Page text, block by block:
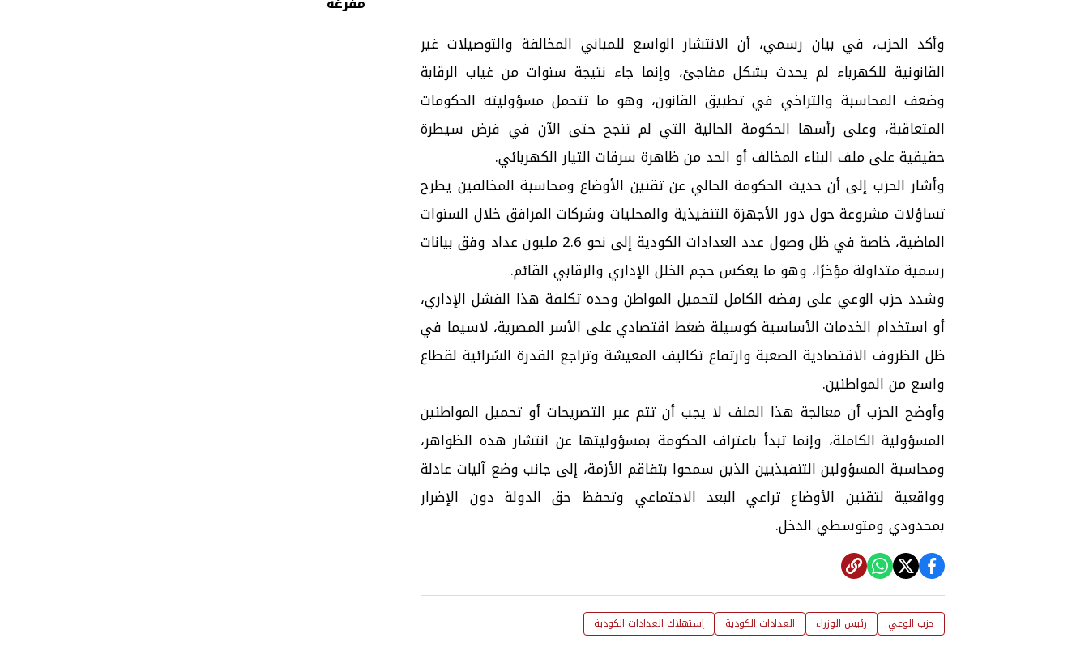
وأكد الحزب، في بيان رسمي، أن الانتشار الواسع للمباني المخالفة والتوصيلات غير
القانونية للكهرباء لم يحدث بشكل مفاجئ، وإنما جاء نتيجة سنوات من غياب الرقابة
وضعف المحاسبة والتراخي في تطبيق القانون، وهو ما تتحمل مسؤوليته الحكومات
المتعاقبة، وعلى رأسها الحكومة الحالية التي لم تنجح حتى الآن في فرض سيطرة
حقيقية على ملف البناء المخالف أو الحد من ظاهرة سرقات التيار الكهربائي.
وأشار الحزب إلى أن حديث الحكومة الحالي عن تقنين الأوضاع ومحاسبة المخالفين يطرح
تساؤلات مشروعة حول دور الأجهزة التنفيذية والمحليات وشركات المرافق خلال السنوات
الماضية، خاصة في ظل وصول عدد العدادات الكودية إلى نحو 2.6 مليون عداد وفق بيانات
رسمية متداولة مؤخرًا، وهو ما يعكس حجم الخلل الإداري والرقابي القائم.
وشدد حزب الوعي على رفضه الكامل لتحميل المواطن وحده تكلفة هذا الفشل الإداري،
أو استخدام الخدمات الأساسية كوسيلة ضغط اقتصادي على الأسر المصرية، لاسيما في
ظل الظروف الاقتصادية الصعبة وارتفاع تكاليف المعيشة وتراجع القدرة الشرائية لقطاع
واسع من المواطنين.
وأوضح الحزب أن معالجة هذا الملف لا يجب أن تتم عبر التصريحات أو تحميل المواطنين
المسؤولية الكاملة، وإنما تبدأ باعتراف الحكومة بمسؤوليتها عن انتشار هذه الظواهر،
ومحاسبة المسؤولين التنفيذيين الذين سمحوا بتفاقم الأزمة، إلى جانب وضع آليات عادلة
وواقعية لتقنين الأوضاع تراعي البعد الاجتماعي وتحفظ حق الدولة دون الإضرار
بمحدودي ومتوسطي الدخل.
حزب الوعي رئيس الوزراء العدادات الكودية إستهلاك العدادات الكودية